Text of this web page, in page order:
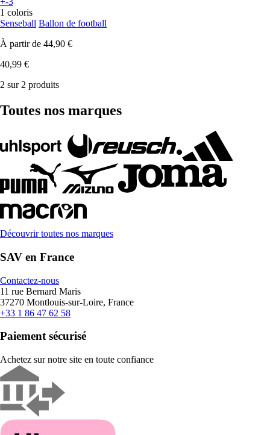
1 coloris
Senseball Ballon de football
À partir de 44,90 €
40,99 €
2 sur 2 produits
Toutes nos marques
Découvrir toutes nos marques
SAV en France
Contactez-nous
11 rue Bernard Maris
37270 Montlouis-sur-Loire, France
+33 1 86 47 62 58
Paiement sécurisé
Achetez sur notre site en toute confiance